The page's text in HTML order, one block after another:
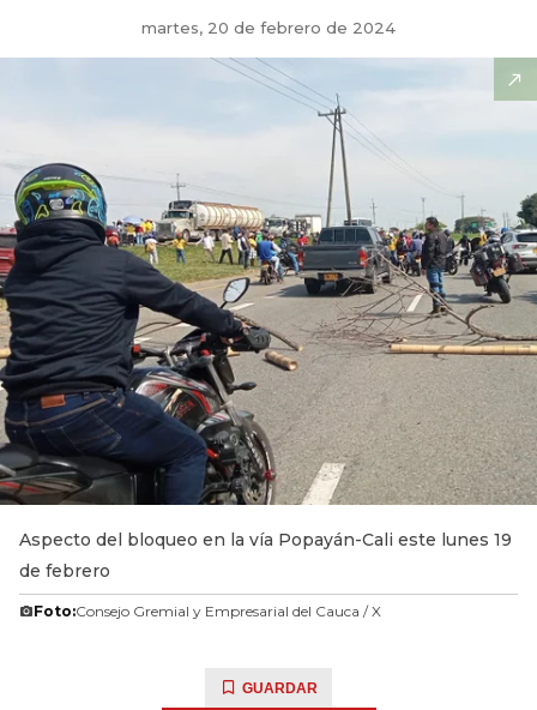
martes, 20 de febrero de 2024
Aspecto del bloqueo en la vía Popayán-Cali este lunes 19
de febrero
Foto:Consejo Gremial y Empresarial del Cauca / X
GUARDAR